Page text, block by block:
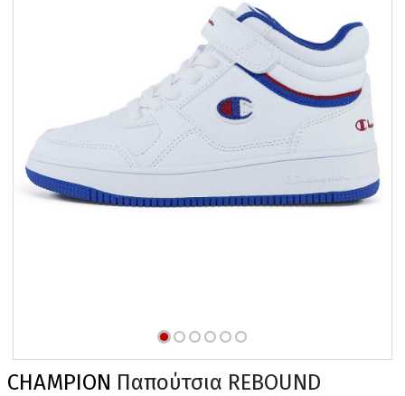
CHAMPION Παπούτσια REBOUND